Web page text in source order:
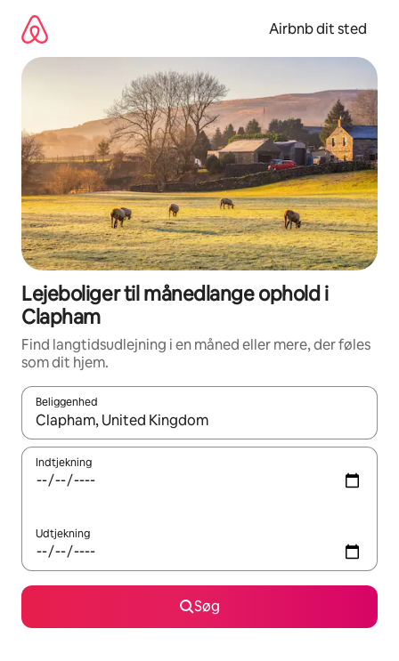
videre
indhold
Airbnb dit sted
Lejeboliger til månedlange ophold i
Clapham
Find langtidsudlejning i en måned eller mere, der føles
som dit hjem.
Beliggenhed
Når resultaterne er tilgængelige, skal du navigere med
Indtjekning
Udtjekning
Søg